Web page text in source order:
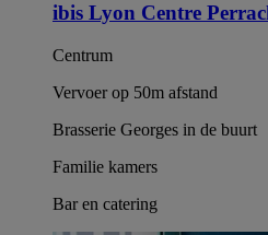
ibis Lyon Centre
Centrum
Vervoer op 50m afstand
Brasserie Georges in de buurt
Familie kamers
Bar en catering